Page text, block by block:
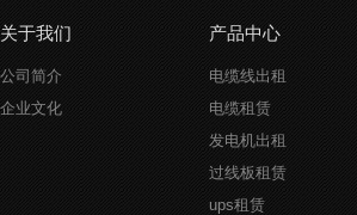
关于我们
公司简介
企业文化
产品中心
电缆线出租
电缆租赁
发电机出租
过线板租赁
ups租赁